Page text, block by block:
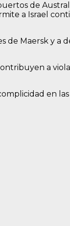
de
a Israel
de Maersk y a
a
en